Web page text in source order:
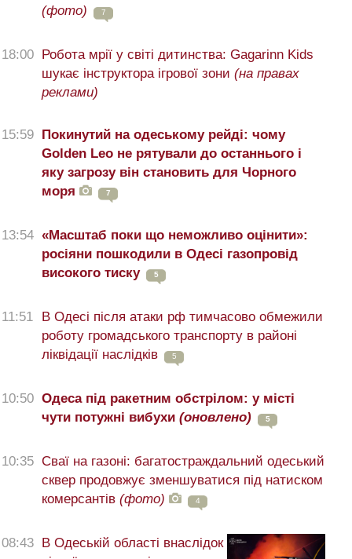
(фото)
7
18:00 Робота мрії у світі дитинства: Gagarinn Kids
шукає інструктора ігрової зони (на правах
реклами)
15:59 Покинутий на одеському рейді: чому
Golden Leo не рятували до останнього і
яку загрозу він становить для Чорного
моря
7
13:54 «Масштаб поки що неможливо оцінити»:
росіяни пошкодили в Одесі газопровід
високого тиску
5
11:51
В Одесі після атаки рф тимчасово обмежили
роботу громадського транспорту в районі
ліквідації наслідків
5
10:50 Одеса під ракетним обстрілом: у місті
чути потужні вибухи (оновлено) 5
10:35 Сваї на газоні: багатостраждальний одеський
сквер продовжує зменшуватися під натиском
комерсантів (фото) 4
08:43 В Одеській області внаслідок